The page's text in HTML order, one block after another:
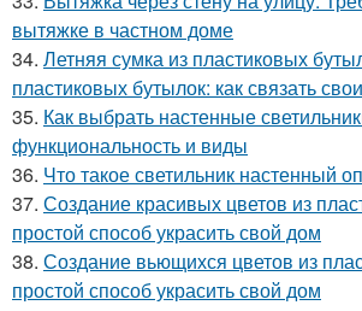
вытяжке в частном доме
34. Летняя сумка из пластиковых
пластиковых бутылок: как связать
35. Как выбрать настенные
функциональность и виды
36. Что такое светильник настенный
37. Создание красивых цветов из
простой способ украсить свой дом
38. Создание вьющихся цветов из
простой способ украсить свой дом